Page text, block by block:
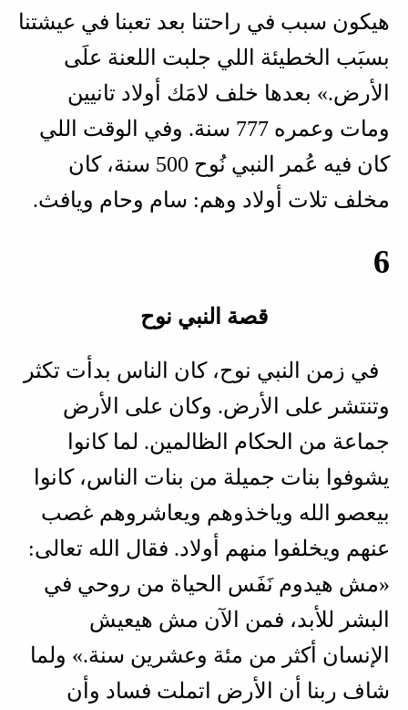
هيكون سبب في راحتنا بعد تعبنا في عيشتنا
بسبَب الخطيئة اللي جلبت اللعنة علَى
الأرض.» بعدها خلف لامَك أولاد تانيين
ومات وعمره 777 سنة. وفي الوقت اللي
كان فيه عُمر النبي نُوح 500 سنة، كان
مخلف تلات أولاد وهم: سام وحام ويافث.
6
قصة النبي نوح
في زمن النبي نوح، كان الناس بدأت تكثر
وتنتشر على الأرض. وكان على الأرض
جماعة من الحكام الظالمين. لما كانوا
يشوفوا بنات جميلة من بنات الناس، كانوا
بيعصو الله وياخذوهم ويعاشروهم غصب
عنهم ويخلفوا منهم أولاد. فقال الله تعالى:
«مش هيدوم نَفَس الحياة من روحي في
البشر للأبد، فمن الآن مش هيعيش
الإنسان أكثر من مئة وعشرين سنة.» ولما
شاف ربنا أن الأرض اتملت فساد وأن